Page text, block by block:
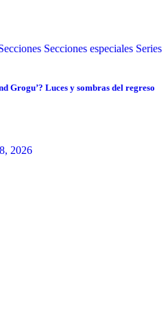
Secciones especiales Series
Grogu’? Luces y sombras del regreso
2026